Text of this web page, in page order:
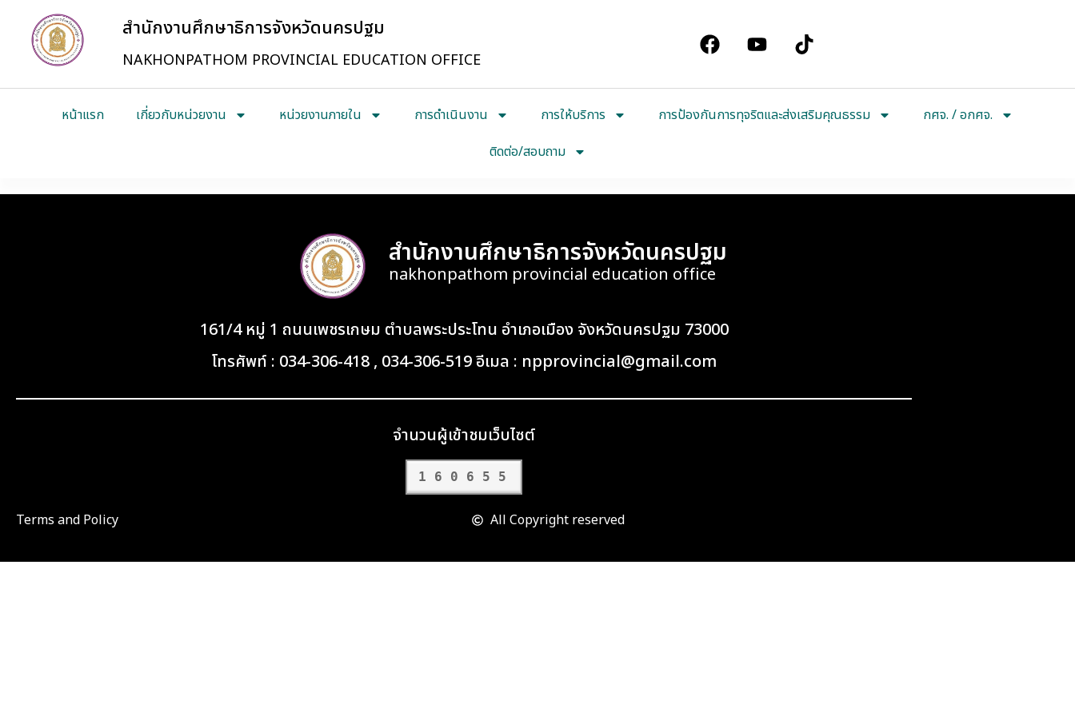
สำนักงานศึกษาธิการจังหวัดนครปฐม
NAKHONPATHOM PROVINCIAL EDUCATION OFFICE
หน้าแรก เกี่ยวกับหน่วยงาน หน่วยงานภายใน การดำเนินงาน การให้บริการ การป้องกันการทุจริตและส่งเสริมคุณธรรม
กศจ. / อกศจ.
ติดต่อ/สอบถาม
สำนักงานศึกษาธิการจังหวัดนครปฐม
nakhonpathom provincial education office
161/4 หมู่ 1 ถนนเพชรเกษม ตำบลพระประโทน อำเภอเมือง จังหวัดนครปฐม 73000
โทรศัพท์ : 034-306-418 , 034-306-519 อีเมล : npprovincial@gmail.com
จำนวนผู้เข้าชมเว็บไซต์
160655
Terms and Policy All Copyright reserved